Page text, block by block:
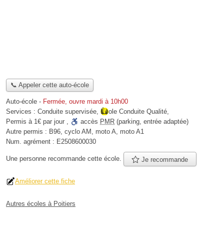
📞 Appeler cette auto-école
Auto-école - Fermée, ouvre mardi à 10h00
Services : Conduite supervisée, École Conduite Qualité,
Permis à 1€ par jour , accès PMR (parking, entrée adaptée)
Autre permis : B96, cyclo AM, moto A, moto A1
Num. agrément : E2508600030
Une personne recommande cette école. Je recommande
Améliorer cette fiche
Autres écoles à Poitiers